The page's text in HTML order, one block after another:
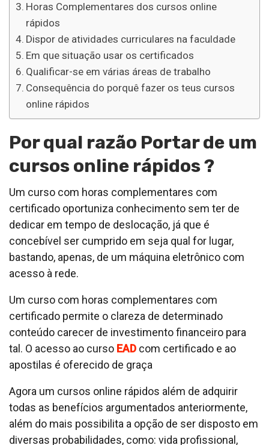
Horas Complementares dos cursos online
rápidos
Dispor de atividades curriculares na faculdade
Em que situação usar os certificados
Qualificar-se em várias áreas de trabalho
Consequência do porquê fazer os teus cursos
online rápidos
Por qual razão Portar de um
cursos online rápidos ?
Um curso com horas complementares com
certificado oportuniza conhecimento sem ter de
dedicar em tempo de deslocação, já que é
concebível ser cumprido em seja qual for lugar,
bastando, apenas, de um máquina eletrônico com
acesso à rede.
Um curso com horas complementares com
certificado permite o clareza de determinado
conteúdo carecer de investimento financeiro para
tal. O acesso ao curso EAD com certificado e ao
apostilas é oferecido de graça
Agora um cursos online rápidos além de adquirir
todas as benefícios argumentados anteriormente,
além do mais possibilita a opção de ser disposto em
diversas probabilidades, como: vida profissional,